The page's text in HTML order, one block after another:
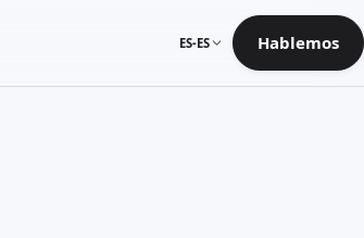
ES-ES Hablemos